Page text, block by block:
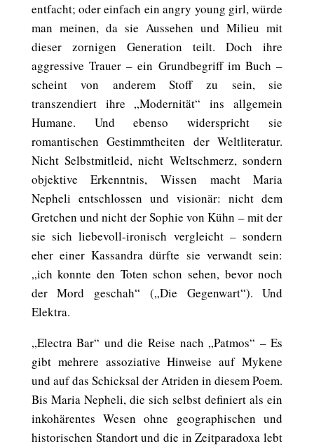
entfacht; oder einfach ein angry young girl, würde
man meinen, da sie Aussehen und Milieu mit
dieser zornigen Generation teilt. Doch ihre
aggressive Trauer – ein Grundbegriff im Buch –
scheint von anderem Stoff zu sein, sie
transzendiert ihre „Modernität“ ins allgemein
Humane. Und ebenso widerspricht sie
romantischen Gestimmtheiten der Weltliteratur.
Nicht Selbstmitleid, nicht Weltschmerz, sondern
objektive Erkenntnis, Wissen macht Maria
Nepheli entschlossen und visionär: nicht dem
Gretchen und nicht der Sophie von Kühn – mit der
sie sich liebevoll-ironisch vergleicht – sondern
eher einer Kassandra dürfte sie verwandt sein:
„ich konnte den Toten schon sehen, bevor noch
der Mord geschah“ („Die Gegenwart“). Und
Elektra.
„Electra Bar“ und die Reise nach „Patmos“ – Es
gibt mehrere assoziative Hinweise auf Mykene
und auf das Schicksal der Atriden in diesem Poem.
Bis Maria Nepheli, die sich selbst definiert als ein
inkohärentes Wesen ohne geographischen und
historischen Standort und die in Zeitparadoxa lebt